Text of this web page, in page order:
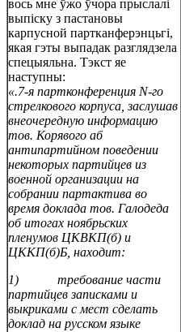
вось мне ўжо ўчора прыслалі
выпіску з пастановы
карпусной партканферэнцьгі,
якая гэты выпадак разглядзела
спецыяльна. Тэкст яе
наступны:
«.7-я партконференция N-го
стрелкового корпуса, заслушав
внеочередную информацию
тов. Корявого аб
антипартийном поведении
некоторых партийцев из
военной организации на
собрании партактива во
время доклада тов. Галодеда
об итогах ноябрьских
пленумов ЦКВКП(б) и
ЦККП(б)Б, находит:
1) требование части
партийцев записками и
выкриками с мест сделать
доклад на русском языке